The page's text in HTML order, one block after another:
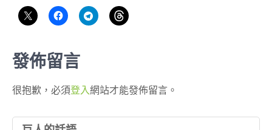
發佈留言
很抱歉，必須登入網站才能發佈留言。